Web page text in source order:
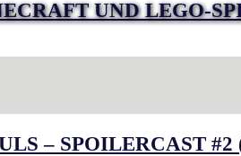
UND LEGO-
– SPOILERCAST